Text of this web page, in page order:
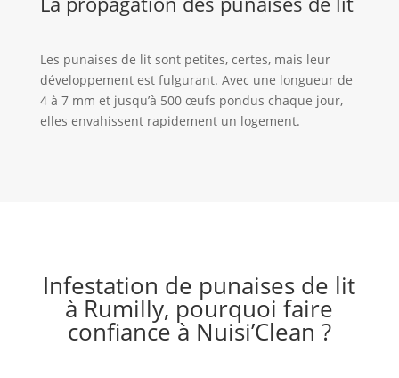
Les punaises de lit sont petites, certes, mais leur
développement est fulgurant. Avec une longueur de
4 à 7 mm et jusqu’à 500 œufs pondus chaque jour,
elles envahissent rapidement un logement.
Infestation de punaises de lit
à Rumilly, pourquoi faire
confiance à Nuisi’Clean ?